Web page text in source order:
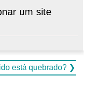
um site
está quebrado? ❯